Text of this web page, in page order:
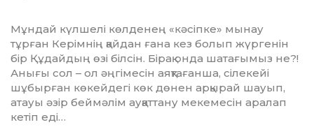
Мұндай күлшелі көлденең «кә­сіп­ке» мынау
тұрған Керімнің қайдан ғана кез болып жүргенін
бір Құдай­дың өзі білсін. Бірақ онда шатағымыз не?!
Анығы сол – ол әңгімесін аяқта­ғанша, сілекейі
шұбырған көкейдегі көк дөнен арқырай шауып,
атауы әзір беймәлім ауқаттану мекемесін аралап
кетіп еді…